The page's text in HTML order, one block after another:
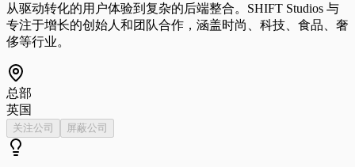
从驱动转化的用户体验到复杂的后端整合。SHIFT Studios 与
专注于增长的创始人和团队合作，涵盖时尚、科技、食品、奢
侈等行业。
总部
英国
关注公司 屏蔽公司